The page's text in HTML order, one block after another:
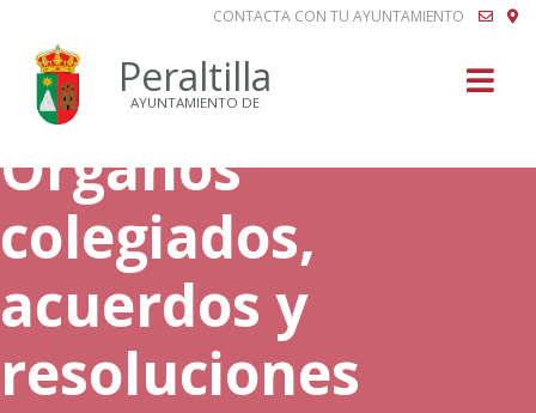
CONTACTA CON TU AYUNTAMIENTO
Peraltilla
AYUNTAMIENTO DE
Órganos
colegiados,
acuerdos y
resoluciones